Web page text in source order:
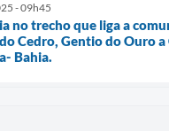
- 09h45
no trecho que liga a
Cedro, Gentio do Ouro a
Bahia.